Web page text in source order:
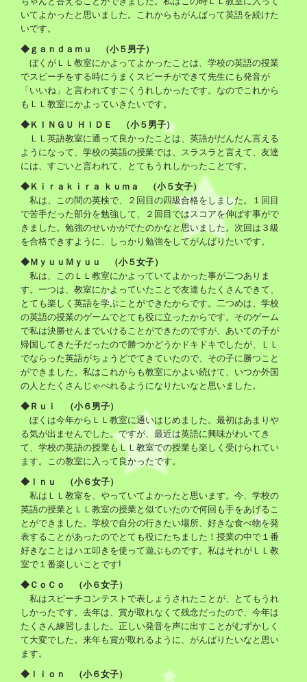
いてよかったと思いました。これからもがんばって英語を続けた
いです。
◆ｇａｎｄａｍｕ （小５男子）
ぼくがＬＬ教室にかよってよかったことは、学校の英語の授業
でスピーチをする時にうまくスピーチができて先生にも発音が
「いいね」と言われてすごくうれしかったです。なのでこれから
もＬＬ教室にかよっていきたいです。
◆ＫＩＮＧＵ ＨＩＤＥ （小５男子）
ＬＬ英語教室に通って良かったことは、英語がだんだん言える
ようになって、学校の英語の授業では、スラスラと言えて、友達
には、すごいと言われて、とてもうれしかったことです。
◆Ｋｉｒａｋｉｒａ ｋｕｍａ （小５女子）
私は、この間の英検で、２回目の四級合格をしました。１回目
で苦手だった部分を勉強して、２回目ではスコアを伸ばす事がで
きました。勉強のせいかがでたのかなと思いました。次回は３級
を合格できすように、しっかり勉強をしてがんばりたいです。
◆ＭｙｕｕＭｙｕｕ （小５女子）
私は、このＬＬ教室にかよっていてよかった事が二つありま
す。一つは、教室にかよっていたことで友達もたくさんできて、
とても楽しく英語を学ぶことができたからです。二つめは、学校
の英語の授業のゲームでとても役に立ったからです。そのゲーム
で私は決勝せんまでいけることができたのですが、あいての子が
帰国してきた子だったので勝つかどうかドキドキでしたが、ＬＬ
でならった英語がちょうどでてきていたので、その子に勝つこと
ができました。私はこれからも教室にかよい続けて、いつか外国
の人とたくさんじゃべれるようになりたいなと思いました。
◆Ｒｕｉ （小６男子）
ぼくは今年からＬＬ教室に通いはじめました。最初はあまりや
る気が出ませんでした。ですが、最近は英語に興味がわいてき
て、学校の英語の授業もＬＬ教室での授業も楽しく受けられてい
ます。この教室に入って良かったです。
◆Ｉｎｕ （小６女子）
私はＬＬ教室を、やっていてよかったと思います。今、学校の
英語の授業とＬＬ教室の授業と似ていたので何回も手をあげるこ
とができました。学校で自分の行きたい場所、好きな食べ物を発
表することがあったのでとても役にたちました！授業の中で１番
好きなことはハエ叩きを使って遊ぶものです。私はそれがＬＬ教
室で１番楽しいことです!
◆ＣｏＣｏ （小６女子）
私はスピーチコンテストで表しょうされたことが、とてもうれ
しかったです。去年は、賞が取れなくて残念だったので、今年は
たくさん練習しました。正しい発音を声に出すことがむずかしく
て大変でした。来年も賞が取れるように、がんばりたいなと思い
ます。
◆ｌｉｏｎ （小６女子）